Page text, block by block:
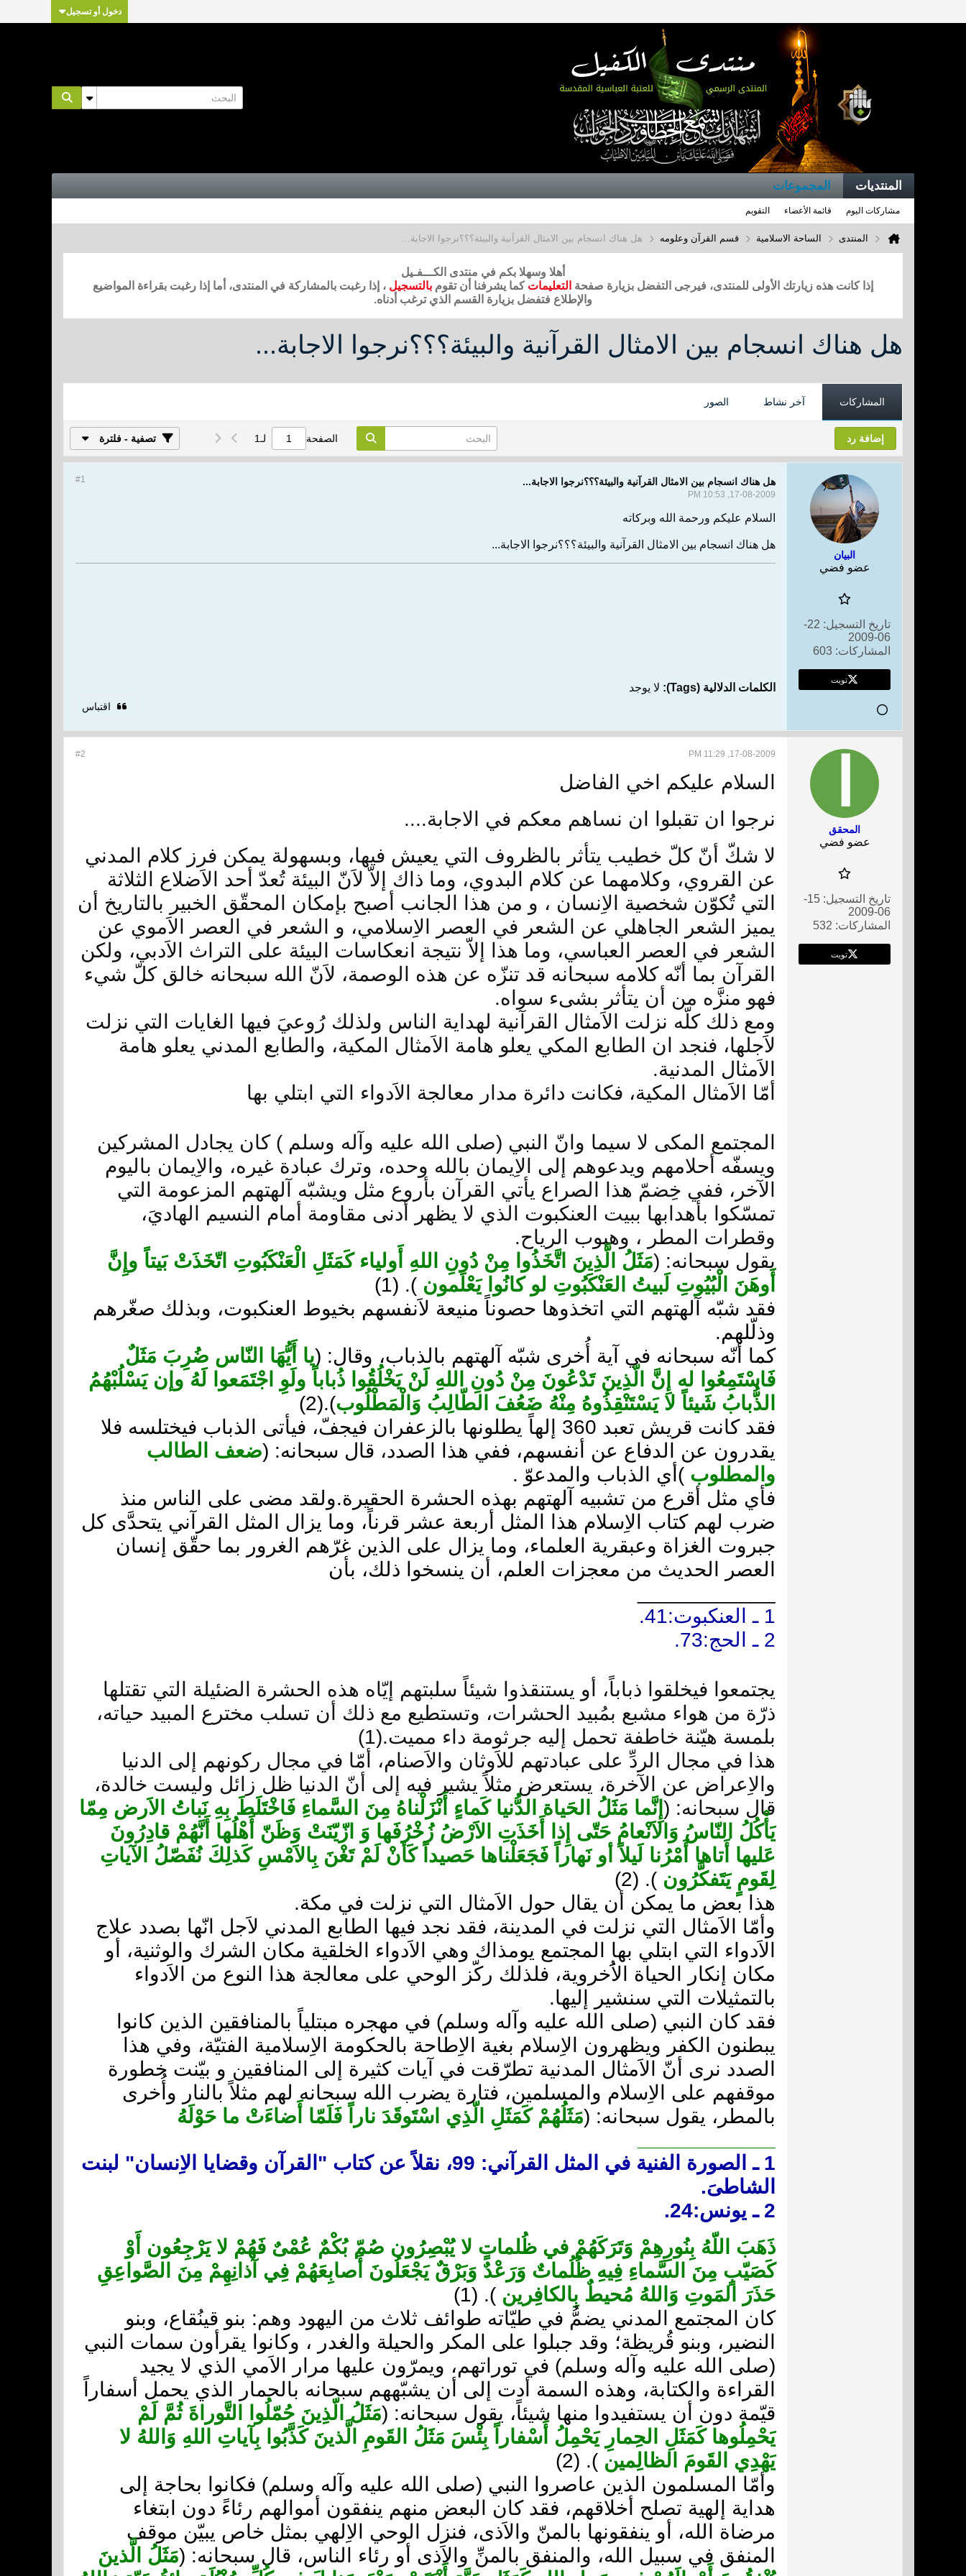
دخول أو تسجيل
المنتديات المجموعات
مشاركات اليوم قائمة الأعضاء التقويم
المنتدى الساحة الاسلامية قسم القرآن وعلومه هل هناك انسجام بين الامثال القرآنية والبيئة؟؟؟نرجوا الاجابة...
أهلا وسهلا بكم في منتدى الكـــفـيل
إذا كانت هذه زيارتك الأولى للمنتدى، فيرجى التفضل بزيارة صفحة التعليمات كما يشرفنا أن تقوم بالتسجيل ، إذا رغبت بالمشاركة في المنتدى، أما إذا رغبت بقراءة المواضيع
والإطلاع فتفضل بزيارة القسم الذي ترغب أدناه.
هل هناك انسجام بين الامثال القرآنية والبيئة؟؟؟نرجوا الاجابة...
المشاركات آخر نشاط الصور
إضافة رد الصفحة لـ1 تصفية - فلترة
البيان
عضو فضي
تاريخ التسجيل:
22-
06-2009
المشاركات: 603
تويت
#1 هل هناك انسجام بين الامثال القرآنية والبيئة؟؟؟نرجوا الاجابة...
17-08-2009, 10:53 PM
السلام عليكم ورحمة الله وبركاته
هل هناك انسجام بين الامثال القرآنية والبيئة؟؟؟نرجوا الاجابة...
الكلمات الدلالية (Tags): لا يوجد
اقتباس
المحقق
عضو فضي
تاريخ التسجيل:
15-
06-2009
المشاركات: 532
تويت
#2 17-08-2009, 11:29 PM
السلام عليكم اخي الفاضل
نرجوا ان تقبلوا ان نساهم معكم في الاجابة....
لا شكّ أنّ كلّ خطيب يتأثر بالظروف التي يعيش فيها، وبسهولة يمكن فرز كلام المدني
عن القروي، وكلامهما عن كلام البدوي، وما ذاك إلاّ لاَنّ البيئة تُعدّ أحد الاَضلاع الثلاثة
التي تُكوّن شخصية الاِنسان ، و من هذا الجانب أصبح بإمكان المحقّق الخبير بالتاريخ أن
يميز الشعر الجاهلي عن الشعر في العصر الاِسلامي، و الشعر في العصر الاَموي عن
الشعر في العصر العباسي، وما هذا إلاّ نتيجة انعكاسات البيئة على التراث الاَدبي، ولكن
القرآن بما أنّه كلامه سبحانه قد تنزّه عن هذه الوصمة، لاَنّ الله سبحانه خالق كلّ شيء
فهو منزَّه من أن يتأثر بشىء سواه.
ومع ذلك كلّه نزلت الاَمثال القرآنية لهداية الناس ولذلك رُوعيَ فيها الغايات التي نزلت
لاَجلها، فنجد ان الطابع المكي يعلو هامة الاَمثال المكية، والطابع المدني يعلو هامة
الاَمثال المدنية.
أمّا الاَمثال المكية، فكانت دائرة مدار معالجة الاَدواء التي ابتلي بها
المجتمع المكى لا سيما وانّ النبي (صلى الله عليه وآله وسلم ) كان يجادل المشركين
ويسفّه أحلامهم ويدعوهم إلى الاِيمان بالله وحده، وترك عبادة غيره، والاِيمان باليوم
الآخر، ففي خِضمّ هذا الصراع يأتي القرآن بأروع مثل ويشبّه آلهتهم المزعومة التي
تمسّكوا بأهدابها ببيت العنكبوت الذي لا يظهر أدنى مقاومة أمام النسيم الهاديَ،
وقطرات المطر ، وهبوب الرياح.
يقول سبحانه: (مَثَلُ الَّذِينَ اتَّخَذُوا مِنْ دُونِ اللهِ أَولياء كَمَثَلِ الْعَنْكَبُوتِ اتّخَذَتْ بَيتاً وإِنَّ
أَوهَنَ الْبُيُوتِ لَبيتُ العَنْكَبُوتِ لو كانُوا يَعْلَمون ). (1)
فقد شبّه آلهتهم التي اتخذوها حصوناً منيعة لاَنفسهم بخيوط العنكبوت، وبذلك صغّرهم
وذلّلهم.
كما أنّه سبحانه في آية أُخرى شبّه آلهتهم بالذباب، وقال: (يا أَيُّهَا النّاس ضُرِبَ مَثَلٌ
فَاسْتَمِعُوا له إِنَّ الّذِينَ تَدْعُونَ مِنْ دُونِ اللهِ لَنْ يَخْلُقُوا ذُباباً ولَوِ اجْتَمَعوا لَهُ وإن يَسْلُبْهُمُ
الذُّبابُ شَيئاً لا يَسْتَنْقِذُوهُ مِنْهُ ضَعُفَ الطّالِبُ وَالْمَطْلُوب).(2)
فقد كانت قريش تعبد 360 إلهاً يطلونها بالزعفران فيجفّ، فيأتى الذباب فيختلسه فلا
يقدرون عن الدفاع عن أنفسهم، ففي هذا الصدد، قال سبحانه: (ضعف الطالب
والمطلوب )أي الذباب والمدعوّ .
فأي مثل أقرع من تشبيه آلهتهم بهذه الحشرة الحقيرة.ولقد مضى على الناس منذ
ضرب لهم كتاب الاِسلام هذا المثل أربعة عشر قرناً، وما يزال المثل القرآني يتحدَّى كل
جبروت الغزاة وعبقرية العلماء، وما يزال على الذين غرّهم الغرور بما حقّق إنسان
العصر الحديث من معجزات العلم، أن ينسخوا ذلك، بأن
1 ـ العنكبوت:41.
2 ـ الحج:73.
يجتمعوا فيخلقوا ذباباً، أو يستنقذوا شيئاً سلبتهم إيّاه هذه الحشرة الضئيلة التي تقتلها
ذرّة من هواء مشبع بمُبيد الحشرات، وتستطيع مع ذلك أن تسلب مخترع المبيد حياته،
بلمسة هيّنة خاطفة تحمل إليه جرثومة داء مميت.(1)
هذا في مجال الردِّ على عبادتهم للاَوثان والاَصنام، أمّا في مجال ركونهم إلى الدنيا
والاِعراض عن الآخرة، يستعرض مثلاً يشير فيه إلى أنّ الدنيا ظل زائل وليست خالدة،
قال سبحانه: (إِنَّما مَثَلُ الحَياة الدُّنيا كَماءٍ أَنْزَلْناهُ مِنَ السَّماءِ فَاخْتَلَطَ بِهِ نَباتُ الاَرض مِمّا
يَأْكُلُ النّاسُ وَالاَنْعامُ حَتّى إِذا أَخَذَتِ الاَرْضُ زُخْرُفَها وَ ازّيّنَتْ وَظَنّ أَهْلُها أَنَّهُمْ قادِرُونَ
عَليها أَتاها أَمْرُنا لَيلاً أو نَهاراً فَجَعَلْناها حَصيداً كَأنْ لَمْ تَغْنَ بِالاَمْسِ كَذلِكَ نُفَصّلُ الآياتِ
لِقَومٍ يَتَفكَّرُون ). (2)
هذا بعض ما يمكن أن يقال حول الاَمثال التي نزلت في مكة.
وأمّا الاَمثال التي نزلت في المدينة، فقد نجد فيها الطابع المدني لاَجل انّها بصدد علاج
الاَدواء التي ابتلي بها المجتمع يومذاك وهي الاَدواء الخلقية مكان الشرك والوثنية، أو
مكان إنكار الحياة الاَُخروية، فلذلك ركّز الوحي على معالجة هذا النوع من الاَدواء
بالتمثيلات التي سنشير إليها.
فقد كان النبي (صلى الله عليه وآله وسلم) في مهجره مبتلياً بالمنافقين الذين كانوا
يبطنون الكفر ويظهرون الاِسلام بغية الاِطاحة بالحكومة الاِسلامية الفتيّة، وفي هذا
الصدد نرى أنّ الاَمثال المدنية تطرّقت في آيات كثيرة إلى المنافقين و بيّنت خطورة
موقفهم على الاِسلام والمسلمين، فتارة يضرب الله سبحانه لهم مثلاً بالنار وأُخرى
بالمطر، يقول سبحانه: (مَثَلُهُمْ كَمَثَلِ الّذِي اسْتَوقَدَ ناراً فَلَمّا أَضاءَتْ ما حَوْلَهُ
1 ـ الصورة الفنية في المثل القرآني: 99، نقلاً عن كتاب "القرآن وقضايا الاِنسان" لبنت
الشاطىَ.
2 ـ يونس:24.
ذَهَبَ اللّهُ بِنُورِهِمْ وَتَرَكَهُمْ في ظُلماتٍ لا يُبْصِرُون صُمّ بُكْمٌ عُمْىٌ فَهُمْ لا يَرْجِعُون أَوْ
كَصَيّبٍ مِنَ السَّماءِ فِيهِ ظُلُماتٌ وَرَعْدٌ وَبَرْقٌ يَجْعَلُونَ أَصابِعَهُمْ فِي آذانِهِمْ مِنَ الصَّواعِقِ
حَذَرَ المَوتِ وَاللهُ مُحيطٌ بِالكافِرين ). (1)
كان المجتمع المدني يضمُّ في طيّاته طوائف ثلاث من اليهود وهم: بنو قينُقاع، وبنو
النضير، وبنو قُريظة؛ وقد جبلوا على المكر والحيلة والغدر ، وكانوا يقرأون سمات النبي
(صلى الله عليه وآله وسلم) في توراتهم، ويمرّون عليها مرار الاَمي الذي لا يجيد
القراءة والكتابة، وهذه السمة أدت إلى أن يشبّههم سبحانه بالحمار الذي يحمل أسفاراً
قيّمة دون أن يستفيدوا منها شيئاً، يقول سبحانه: (مَثَلُ الّذِينَ حُمّلُوا التَّوراةَ ثُمَّ لَمْ
يَحْمِلُوها كَمَثَلِ الحِمارِ يَحْمِلُ أَسْفاراً بِئْسَ مَثَلُ القَومِ الَّذينَ كَذَّبُوا بِآياتِ اللهِ وَاللهُ لا
يَهْدِي القَومَ الظالِمين ). (2)
وأمّا المسلمون الذين عاصروا النبي (صلى الله عليه وآله وسلم) فكانوا بحاجة إلى
هداية إلهية تصلح أخلاقهم، فقد كان البعض منهم ينفقون أموالهم رئاءً دون ابتغاء
مرضاة الله، أو ينفقونها بالمنّ والاَذى، فنزل الوحي الاِلهي بمثل خاص يبيّن موقف
المنفق في سبيل الله، والمنفق بالمنِّ والاَذى أو رئاء الناس، قال سبحانه: (مَثَلُ الَّذينَ